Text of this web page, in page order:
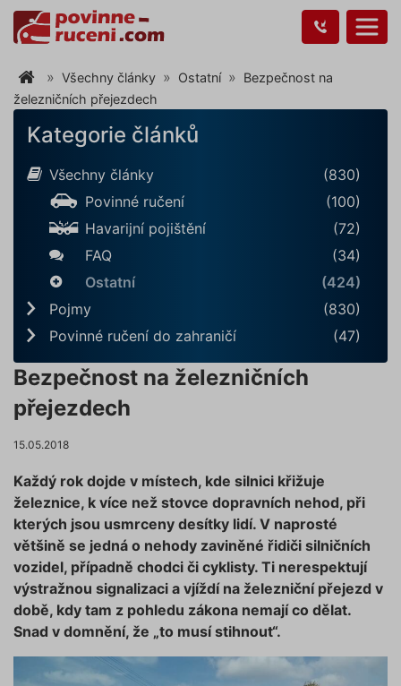
Všechny články Ostatní
Bezpečnost na
železničních přejezdech
Kategorie článků
Všechny články
(830)
Povinné ručení
(100)
Havarijní pojištění
(72)
FAQ
(34)
Ostatní
(424)
Pojmy
(830)
Povinné ručení do zahraničí
(47)
Bezpečnost na železničních
přejezdech
15.05.2018
Každý rok dojde v místech, kde silnici křižuje
železnice, k více než stovce dopravních nehod, při
kterých jsou usmrceny desítky lidí. V naprosté
většině se jedná o nehody zaviněné řidiči silničních
vozidel, případně chodci či cyklisty. Ti nerespektují
výstražnou signalizaci a vjíždí na železniční přejezd v
době, kdy tam z pohledu zákona nemají co dělat.
Snad v domnění, že „to musí stihnout“.